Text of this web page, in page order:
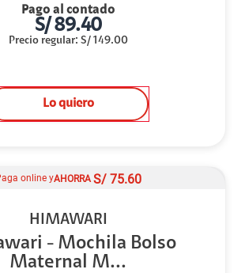
Pago al contado
S/89.40
Precio regular: S/ 149.00
Lo quiero
online yAHORRA S/ 75.60
HIMAWARI
- Mochila Bolso
Maternal M...